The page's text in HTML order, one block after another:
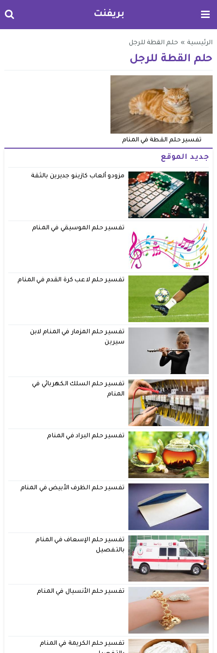
بريفنت
الرئيسية » حلم القطة للرجل
حلم القطة للرجل
تفسير حلم القطة في المنام
جديد الموقع
مزودو ألعاب كازينو جديرين بالثقة
تفسير حلم الموسيقي في المنام
تفسير حلم لاعب كرة القدم في المنام
تفسير حلم المزمار في المنام لابن
سيرين
تفسير حلم السلك الكهربائي في
المنام
تفسير حلم البراد في المنام
تفسير حلم الظرف الأبيض في المنام
تفسير حلم الإسعاف في المنام
بالتفصيل
تفسير حلم الأنسيال في المنام
تفسير حلم الكريمة في المنام